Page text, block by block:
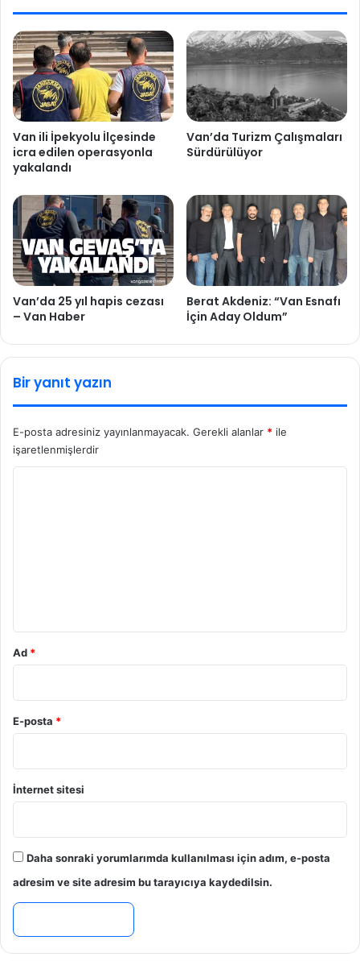
Van ili İpekyolu İlçesinde
icra edilen operasyonla
yakalandı
Van’da Turizm Çalışmaları
Sürdürülüyor
Van’da 25 yıl hapis cezası
– Van Haber
Berat Akdeniz: “Van Esnafı
İçin Aday Oldum”
Bir yanıt yazın
E-posta adresiniz yayınlanmayacak. Gerekli alanlar * ile
işaretlenmişlerdir
Ad *
E-posta *
İnternet sitesi
Daha sonraki yorumlarımda kullanılması için adım, e-posta
adresim ve site adresim bu tarayıcıya kaydedilsin.